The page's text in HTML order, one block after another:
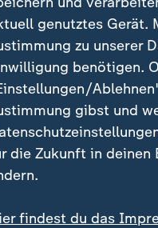
Kampfflugzeuge
genutztes Gerät.
zu unserer
benötigen.
gibst und
die Zukunft in deinen
findest du das